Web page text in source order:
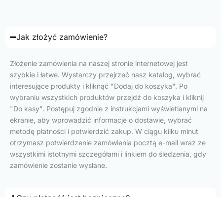
Jak złożyć zamówienie?
Złożenie zamówienia na naszej stronie internetowej jest
szybkie i łatwe. Wystarczy przejrzeć nasz katalog, wybrać
interesujące produkty i kliknąć "Dodaj do koszyka". Po
wybraniu wszystkich produktów przejdź do koszyka i kliknij
"Do kasy". Postępuj zgodnie z instrukcjami wyświetlanymi na
ekranie, aby wprowadzić informacje o dostawie, wybrać
metodę płatności i potwierdzić zakup. W ciągu kilku minut
otrzymasz potwierdzenie zamówienia pocztą e-mail wraz ze
wszystkimi istotnymi szczegółami i linkiem do śledzenia, gdy
zamówienie zostanie wysłane.